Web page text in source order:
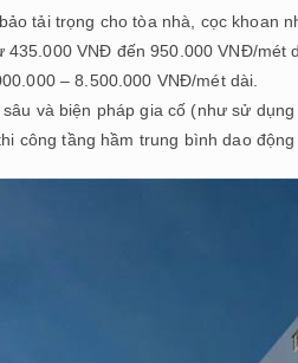
tải trọng cho tòa nhà, cọc khoan
VNĐ đến 950.000 VNĐ/mét
– 8.500.000 VNĐ/mét dài.
và biện pháp gia cố (như sử
công tầng hầm trung bình dao